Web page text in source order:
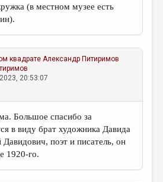
(в местном музее есть
квадрате Александр Питиримов
20:53:07
Большое спасибо за
в виду брат художника Давида
поэт и писатель, он
1920-го.